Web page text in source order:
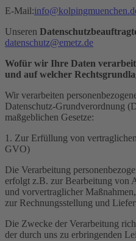
E-Mail:
Unseren
datenschutz@emetz.de
Wofür wir Ihre Daten
und auf welcher
Wir verarbeiten
Datenschutz-Grundverordnung
maßgeblichen Gesetze:
1. Zur Erfüllung von
GVO)
Die Verarbeitung
erfolgt z.B. zur Bearbeitung von
und vorvertraglicher
zur Rechnungsstellung und
Die Zwecke der Verarbeitung
der durch uns zu erbringenden